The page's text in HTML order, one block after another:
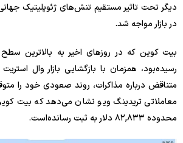
دیگر تحت تاثیر مستقیم تنش‌های ژئوپلیتیک
در بازار مواجه شد.
رسیده‌بود، همزمان با بازگشایی بازار وال
متناقض درباره مذاکرات، روند صعودی خود را
معاملاتی تریدینگ ویو نشان می‌دهد که بیت‌
محدوده ۸۲,۸۳۳ دلار به ثبت رسانده‌است.